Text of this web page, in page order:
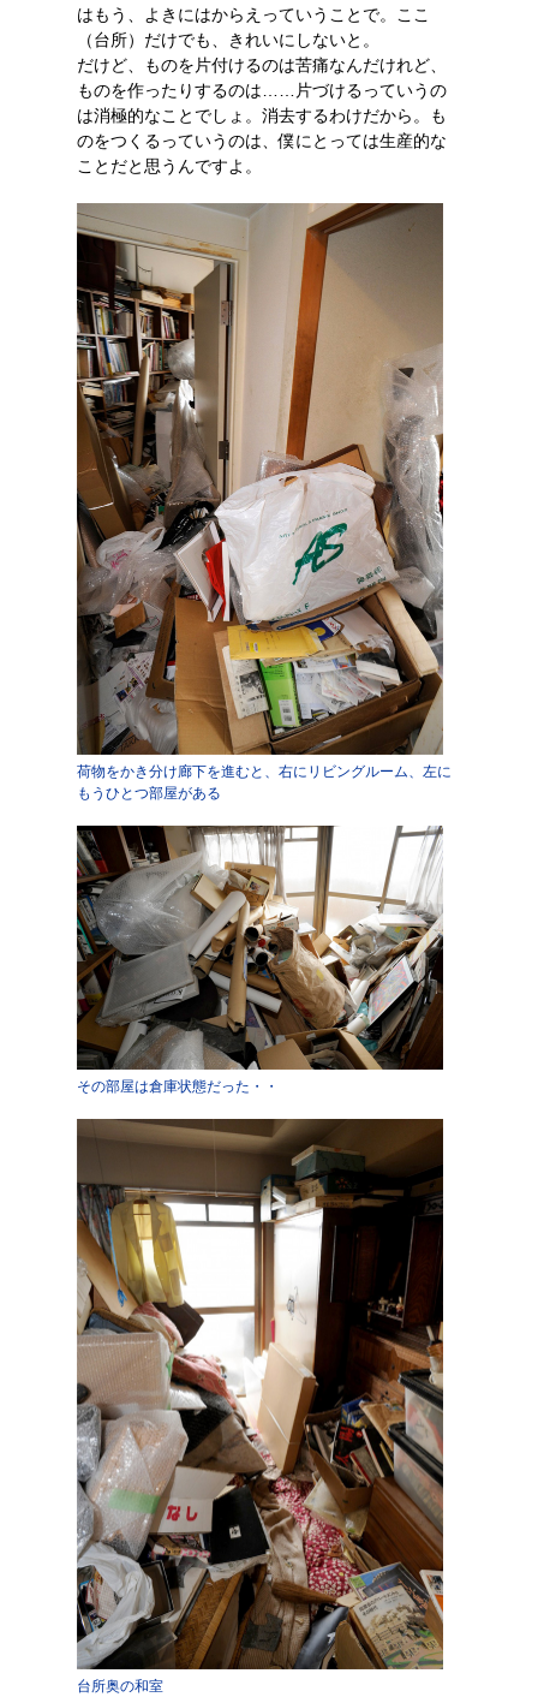
はもう、よきにはからえっていうことで。ここ
（台所）だけでも、きれいにしないと。
だけど、ものを片付けるのは苦痛なんだけれど、
ものを作ったりするのは……片づけるっていうの
は消極的なことでしょ。消去するわけだから。も
のをつくるっていうのは、僕にとっては生産的な
ことだと思うんですよ。
荷物をかき分け廊下を進むと、右にリビングルーム、左に
もうひとつ部屋がある
その部屋は倉庫状態だった・・
台所奥の和室